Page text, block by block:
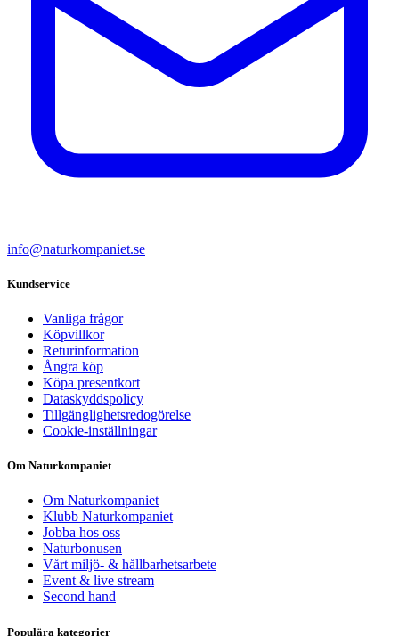
info@naturkompaniet.se
Kundservice
Vanliga frågor
Köpvillkor
Returinformation
Ångra köp
Köpa presentkort
Dataskyddspolicy
Tillgänglighetsredogörelse
Cookie-inställningar
Om Naturkompaniet
Om Naturkompaniet
Klubb Naturkompaniet
Jobba hos oss
Naturbonusen
Vårt miljö- & hållbarhetsarbete
Event & live stream
Second hand
Populära kategorier